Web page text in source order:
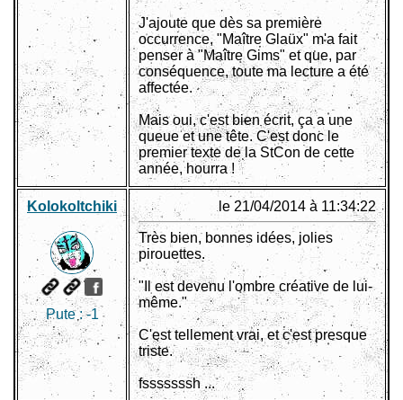
J'ajoute que dès sa première
occurrence, "Maître Glaüx" m'a fait
penser à "Maître Gims" et que, par
conséquence, toute ma lecture a été
affectée.
Mais oui, c'est bien écrit, ça a une
queue et une tête. C'est donc le
premier texte de la StCon de cette
année, hourra !
Kolokoltchiki
Pute :-1
le 21/04/2014 à 11:34:22
Très bien, bonnes idées, jolies
pirouettes.
"Il est devenu l'ombre créative de lui-
même."
C'est tellement vrai, et c'est presque
triste.
fsssssssh ...